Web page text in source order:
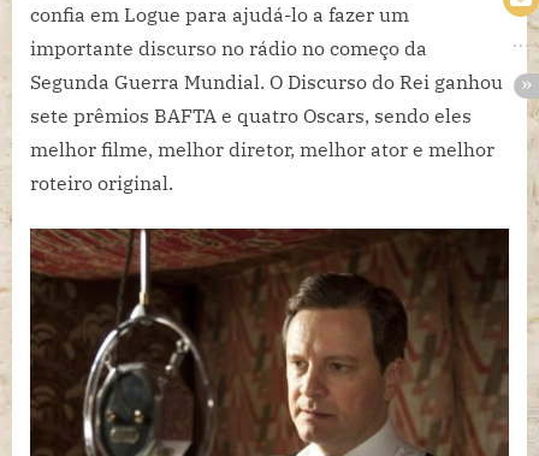
confia em Logue para ajudá-lo a fazer um
importante discurso no rádio no começo da
Segunda Guerra Mundial. O Discurso do Rei ganhou
sete prêmios BAFTA e quatro Oscars, sendo eles
melhor filme, melhor diretor, melhor ator e melhor
roteiro original.